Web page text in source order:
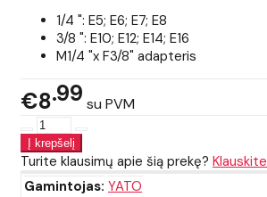
1/4 ": E5; E6; E7; E8
3/8 ": E10; E12; E14; E16
M1/4 "x F3/8" adapteris
€8 99 su PVM
Turite klausimų apie šią prekę? Klauskite
Gamintojas: YATO